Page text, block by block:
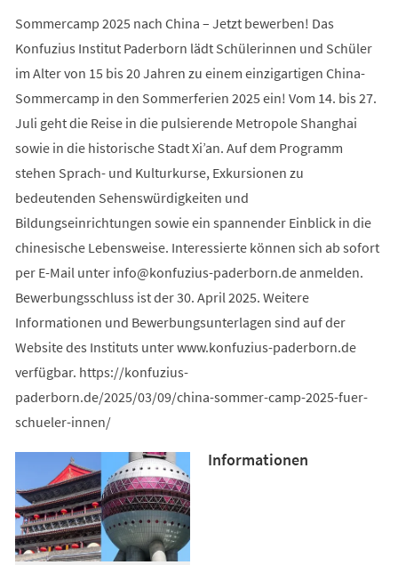
Sommercamp 2025 nach China – Jetzt bewerben! Das
Konfuzius Institut Paderborn lädt Schülerinnen und Schüler
im Alter von 15 bis 20 Jahren zu einem einzigartigen China-
Sommercamp in den Sommerferien 2025 ein! Vom 14. bis 27.
Juli geht die Reise in die pulsierende Metropole Shanghai
sowie in die historische Stadt Xi’an. Auf dem Programm
stehen Sprach- und Kulturkurse, Exkursionen zu
bedeutenden Sehenswürdigkeiten und
Bildungseinrichtungen sowie ein spannender Einblick in die
chinesische Lebensweise. Interessierte können sich ab sofort
per E-Mail unter info konfuzius-paderborn deanmelden.
Bewerbungsschluss ist der 30. April 2025. Weitere
Informationen und Bewerbungsunterlagen sind auf der
Website des Instituts unter www.konfuzius-paderborn.de
verfügbar. https://konfuzius-
paderborn.de/2025/03/09/china-sommer-camp-2025-fuer-
schueler-innen/
Informationen